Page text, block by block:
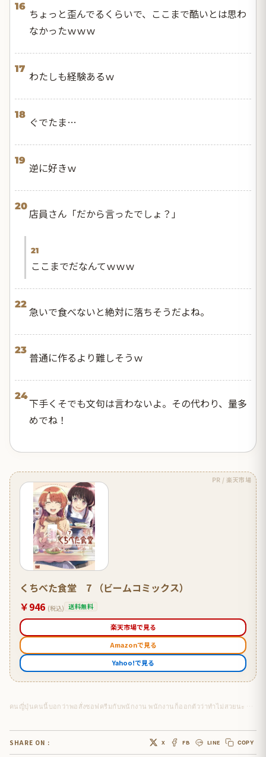
16
ちょっと歪んでるくらいで、ここまで酷いとは思わ
なかったｗｗｗ
17
わたしも経験あるｗ
18
ぐでたま…
19
逆に好きｗ
20
店員さん「だから言ったでしょ？」
21
ここまでだなんてｗｗｗ
22
急いで食べないと絶対に落ちそうだよね。
23
普通に作るより難しそうｗ
24
下手くそでも文句は言わないよ。その代わり、量多
めでね！
PR / 楽天市場
くちべた食堂 7 （ビームコミックス）
￥946 (税込) 送料無料
楽天市場で見る
Amazonで見る
Yahoo!で見る
คนญี่ปุ่นคนนี้บอกว่าพอสั่งซอฟครีมกับพนักงาน พนักงานก็ออกตัวว่าทำไม่สวยนะ จะรับจริงๆ ใช่ไหม แล้วที่คือผลที่ได้ . .
SHARE ON : X FB LINE COPY